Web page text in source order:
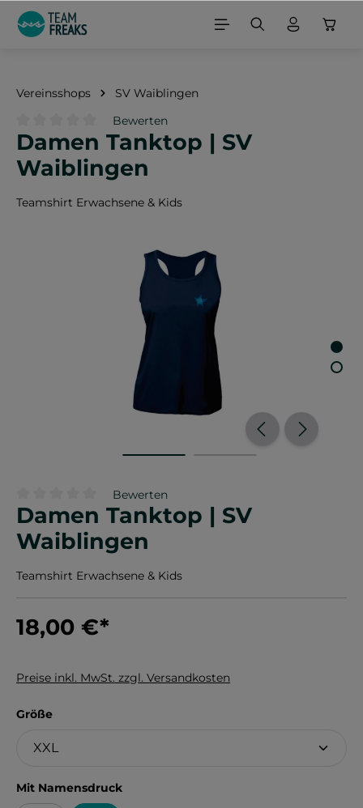
springen
Vereinsshops SV Waiblingen
Durchschnittliche Bewertung von 0 von 5 Sternen
Bewerten
Damen Tanktop | SV
Waiblingen
Teamshirt Erwachsene & Kids
Durchschnittliche Bewertung von 0 von 5 Sternen
Bewerten
Damen Tanktop | SV
Waiblingen
Teamshirt Erwachsene & Kids
18,00 €*
Preise inkl. MwSt. zzgl. Versandkosten
Größeauswählen
Mit Namensdruckauswählen